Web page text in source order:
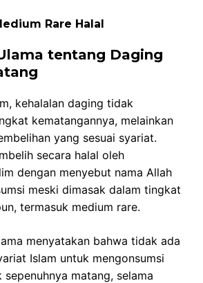
Rare Halal
tentang Daging
kehalalan daging tidak
kematangannya, melainkan
yang sesuai syariat.
secara halal oleh
dengan menyebut nama Allah
meski dimasak dalam tingkat
termasuk medium rare.
menyatakan bahwa tidak ada
Islam untuk mengonsumsi
matang, selama